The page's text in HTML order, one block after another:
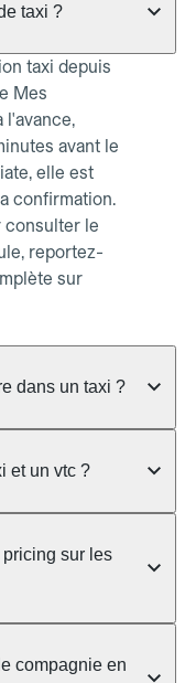
taxi ?
taxi depuis
Mes
l'avance,
avant le
elle est
confirmation.
consulter le
reportez-
sur
dans un taxi ?
3 bagages
"Message
prix n'est
et un vtc ?
la rue, à une
au
à
votre
sur les
barème
compagnie en